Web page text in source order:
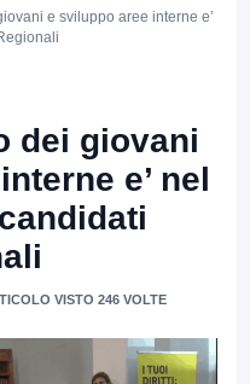
e sviluppo aree interne e’
dei giovani
e’ nel
VISTO 246 VOLTE